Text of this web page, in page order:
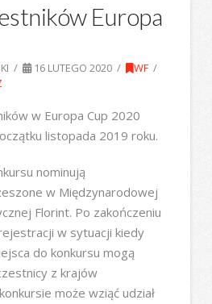
Europa
16 LUTEGO 2020
WF
w Europa Cup 2020
listopada 2019 roku.
nominują
w Międzynarodowej
Florint. Po zakończeniu
w sytuacji kiedy
do konkursu mogą
z krajów
może wziąć udział